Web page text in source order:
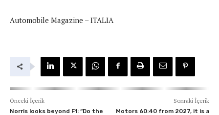
Automobile Magazine – ITALIA
Önceki İçerik
Norris looks beyond F1: “Do the
Sonraki İçerik
Motors 60:40 from 2027, it is a